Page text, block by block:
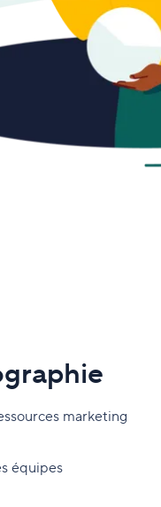
marketing
équipes